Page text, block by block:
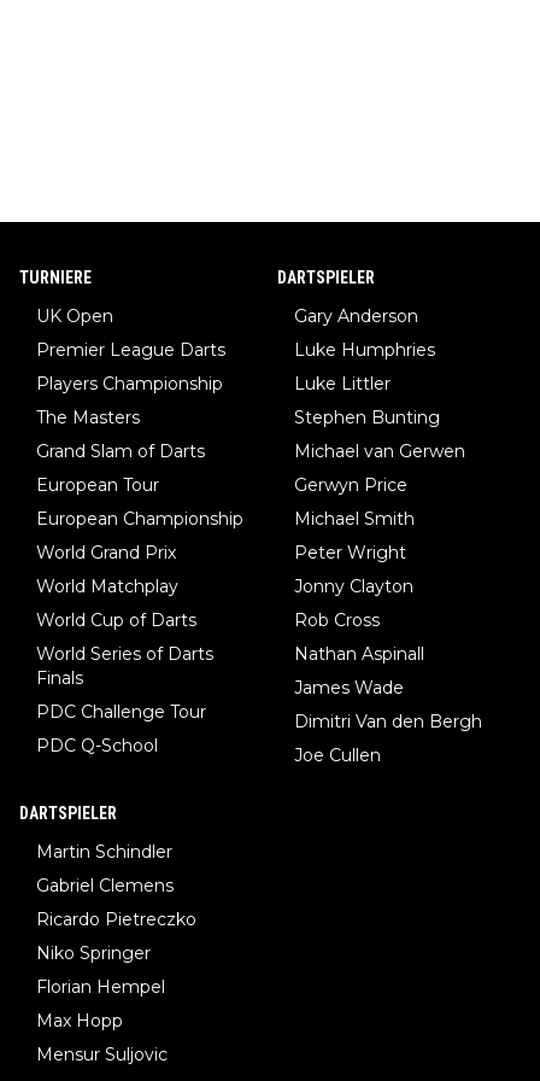
TURNIERE
UK Open
Premier League Darts
Players Championship
The Masters
Grand Slam of Darts
European Tour
European Championship
World Grand Prix
World Matchplay
World Cup of Darts
World Series of Darts
Finals
PDC Challenge Tour
PDC Q-School
DARTSPIELER
Gary Anderson
Luke Humphries
Luke Littler
Stephen Bunting
Michael van Gerwen
Gerwyn Price
Michael Smith
Peter Wright
Jonny Clayton
Rob Cross
Nathan Aspinall
James Wade
Dimitri Van den Bergh
Joe Cullen
DARTSPIELER
Martin Schindler
Gabriel Clemens
Ricardo Pietreczko
Niko Springer
Florian Hempel
Max Hopp
Mensur Suljovic